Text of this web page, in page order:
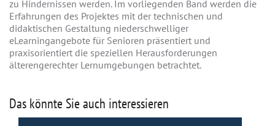
zu Hindernissen werden. Im vorliegenden Band werden die
Erfahrungen des Projektes mit der technischen und
didaktischen Gestaltung niederschwelliger
eLearningangebote für Senioren präsentiert und
praxisorientiert die speziellen Herausforderungen
älterengerechter Lernumgebungen betrachtet.
Das könnte Sie auch interessieren